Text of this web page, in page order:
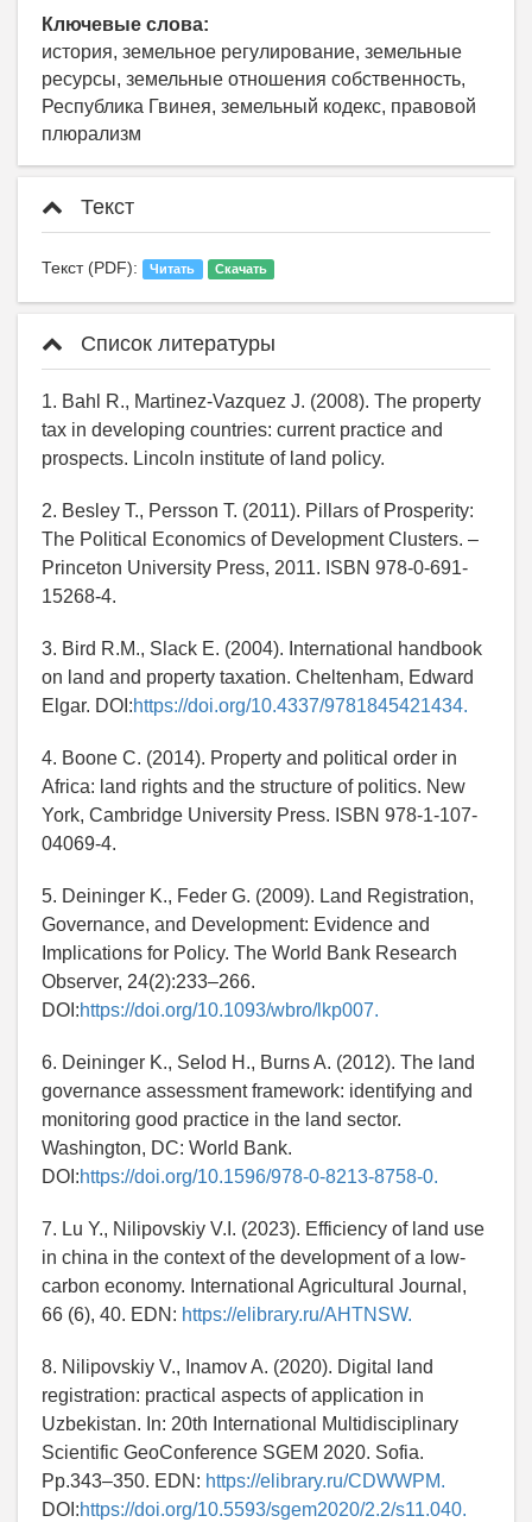
Ключевые слова:
история, земельное регулирование, земельные
ресурсы, земельные отношения собственность,
Республика Гвинея, земельный кодекс, правовой
плюрализм
Текст
Текст (PDF): Читать Скачать
Список литературы
1. Bahl R., Martinez-Vazquez J. (2008). The property
tax in developing countries: current practice and
prospects. Lincoln institute of land policy.
2. Besley T., Persson T. (2011). Pillars of Prosperity:
The Political Economics of Development Clusters. –
Princeton University Press, 2011. ISBN 978-0-691-
15268-4.
3. Bird R.M., Slack E. (2004). International handbook
on land and property taxation. Cheltenham, Edward
Elgar. DOI:https://doi.org/10.4337/9781845421434.
4. Boone C. (2014). Property and political order in
Africa: land rights and the structure of politics. New
York, Cambridge University Press. ISBN 978-1-107-
04069-4.
5. Deininger K., Feder G. (2009). Land Registration,
Governance, and Development: Evidence and
Implications for Policy. The World Bank Research
Observer, 24(2):233–266.
DOI:https://doi.org/10.1093/wbro/lkp007.
6. Deininger K., Selod H., Burns A. (2012). The land
governance assessment framework: identifying and
monitoring good practice in the land sector.
Washington, DC: World Bank.
DOI:https://doi.org/10.1596/978-0-8213-8758-0.
7. Lu Y., Nilipovskiy V.I. (2023). Efficiency of land use
in china in the context of the development of a low-
carbon economy. International Agricultural Journal,
66 (6), 40. EDN: https://elibrary.ru/AHTNSW.
8. Nilipovskiy V., Inamov A. (2020). Digital land
registration: practical aspects of application in
Uzbekistan. In: 20th International Multidisciplinary
Scientific GeoConference SGEM 2020. Sofia.
Pp.343–350. EDN: https://elibrary.ru/CDWWPM.
DOI:https://doi.org/10.5593/sgem2020/2.2/s11.040.